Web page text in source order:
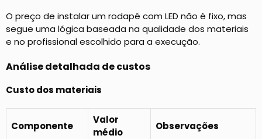
O preço de instalar um rodapé com LED não é fixo, mas
segue uma lógica baseada na qualidade dos materiais
e no profissional escolhido para a execução.
Análise detalhada de custos
Custo dos materiais
Componente
Valor
médio
Observações